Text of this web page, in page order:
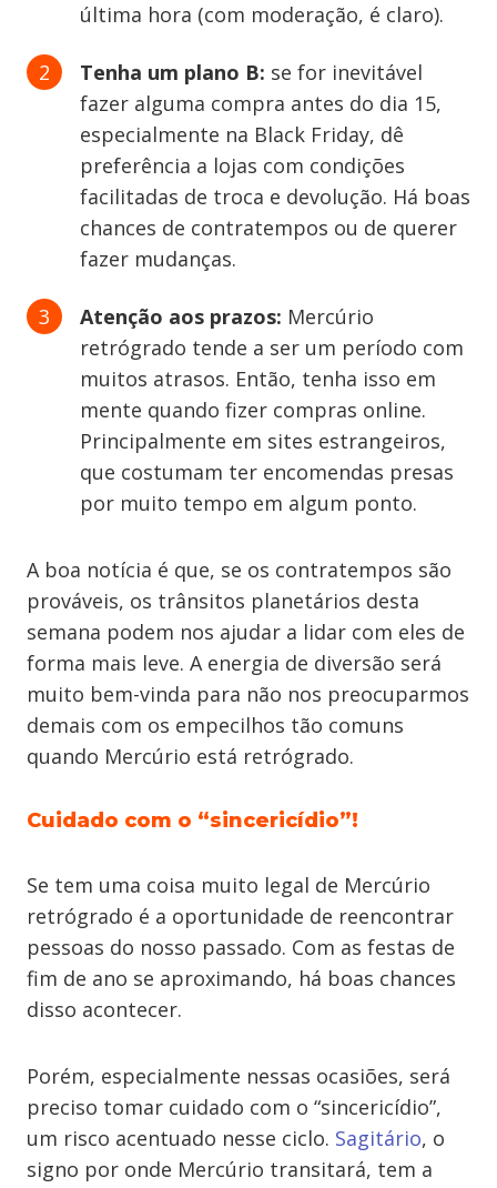
última hora (com moderação, é claro).
Tenha um plano B: se for inevitável
fazer alguma compra antes do dia 15,
especialmente na Black Friday, dê
preferência a lojas com condições
facilitadas de troca e devolução. Há boas
chances de contratempos ou de querer
fazer mudanças.
Atenção aos prazos: Mercúrio
retrógrado tende a ser um período com
muitos atrasos. Então, tenha isso em
mente quando fizer compras online.
Principalmente em sites estrangeiros,
que costumam ter encomendas presas
por muito tempo em algum ponto.
A boa notícia é que, se os contratempos são
prováveis, os trânsitos planetários desta
semana podem nos ajudar a lidar com eles de
forma mais leve. A energia de diversão será
muito bem-vinda para não nos preocuparmos
demais com os empecilhos tão comuns
quando Mercúrio está retrógrado.
Cuidado com o “sincericídio”!
Se tem uma coisa muito legal de Mercúrio
retrógrado é a oportunidade de reencontrar
pessoas do nosso passado. Com as festas de
fim de ano se aproximando, há boas chances
disso acontecer.
Porém, especialmente nessas ocasiões, será
preciso tomar cuidado com o “sincericídio”,
um risco acentuado nesse ciclo. Sagitário, o
signo por onde Mercúrio transitará, tem a